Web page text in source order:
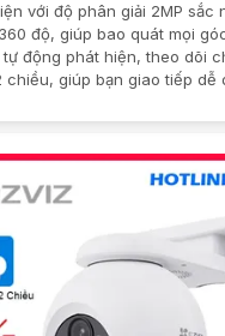
với độ phân giải 2MP sắc
độ, giúp bao quát mọi
động phát hiện, theo dõi
chiều, giúp bạn giao tiếp dễ